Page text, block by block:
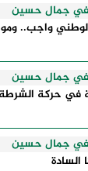
جمال حسين
واجب..
جمال حسين
في حركة الشرطة 2026
جمال حسين
السادة